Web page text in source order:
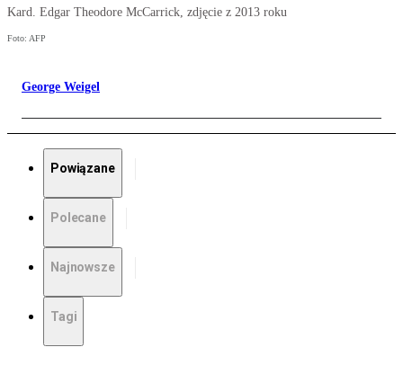
Kard. Edgar Theodore McCarrick, zdjęcie z 2013 roku
Foto: AFP
George Weigel
Powiązane
Polecane
Najnowsze
Tagi